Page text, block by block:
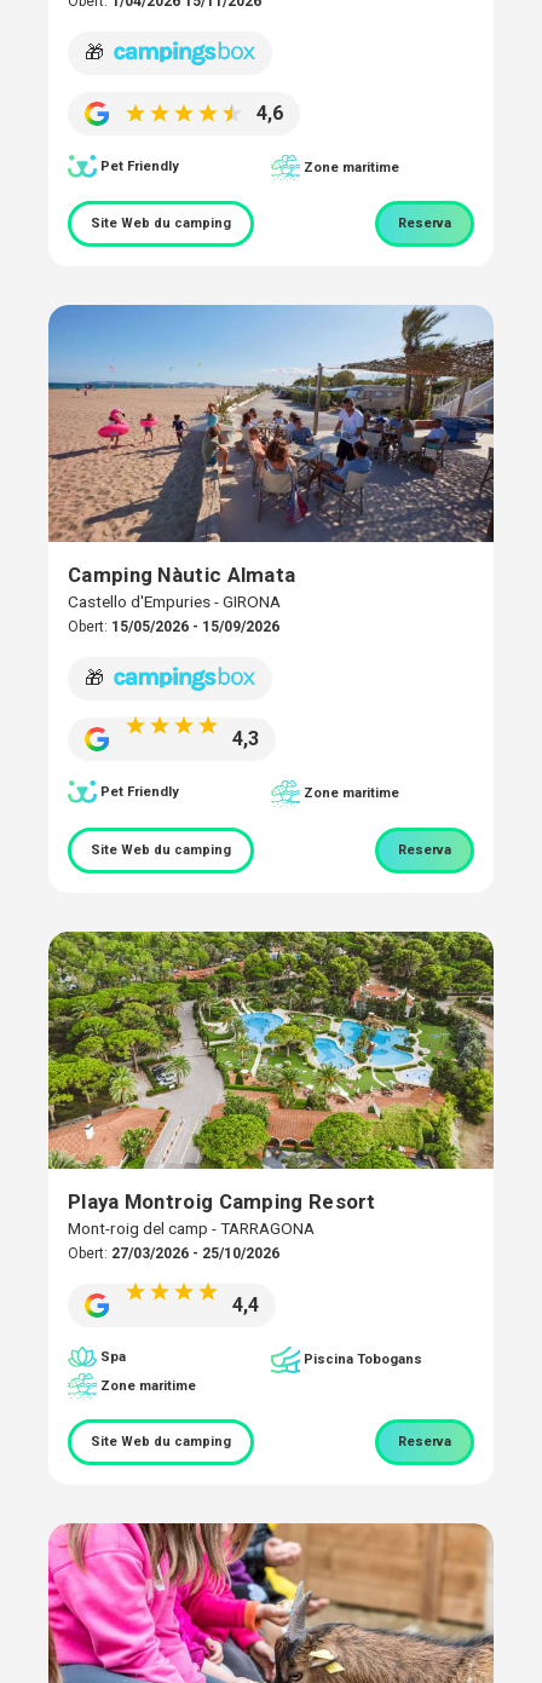
🎁
4,6
Pet Friendly Zone maritime
Site Web du camping Reserva
Camping Nàutic Almata
Castello d'Empuries - GIRONA
Obert: 15/05/2026 - 15/09/2026
🎁
4,3
Pet Friendly Zone maritime
Site Web du camping Reserva
Playa Montroig Camping Resort
Mont-roig del camp - TARRAGONA
Obert: 27/03/2026 - 25/10/2026
4,4
Spa
Piscina Tobogans
Zone maritime
Site Web du camping Reserva